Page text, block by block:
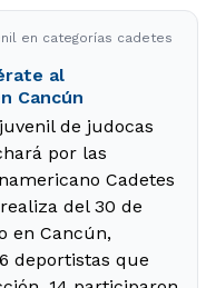
en categorías cadetes
al
Cancún
de judocas
por las
Cadetes
del 30 de
en Cancún,
deportistas que